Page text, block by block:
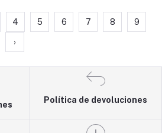
con una antena panel de
13dBi y una potencia de
4 5 6 7 8 9
›
Política de devoluciones